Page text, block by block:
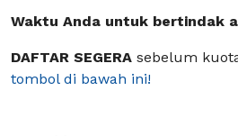
Waktu Anda untuk bertindak
DAFTAR SEGERA sebelum
tombol di bawah ini!